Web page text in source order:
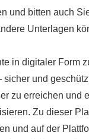
und bitten auch
Unterlagen
in digitaler Form
und
zu erreichen
Zu dieser
und auf der